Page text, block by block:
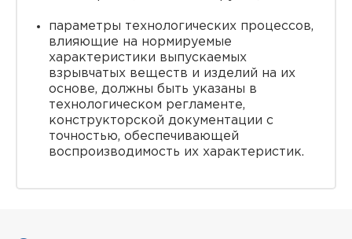
параметры технологических процессов,
влияющие на нормируемые
характеристики выпускаемых
взрывчатых веществ и изделий на их
основе, должны быть указаны в
технологическом регламенте,
конструкторской документации с
точностью, обеспечивающей
воспроизводимость их характеристик.